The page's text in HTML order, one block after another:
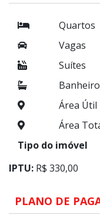
Quartos
Vagas
Suítes
Banheiro
Área Útil
Área
Tipo do imóvel
IPTU: R$ 330,00
PLANO DE